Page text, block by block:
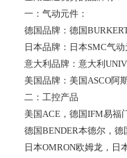
一：气动元件：
德国品牌：德国
日本品牌：日本SMC气
意大利品牌：意大利
美国品牌：美国ASCO阿
二：工控产品
美国ACE，德国IFM易福
德国BENDER本德尔，
日本OMRON欧姆龙，日